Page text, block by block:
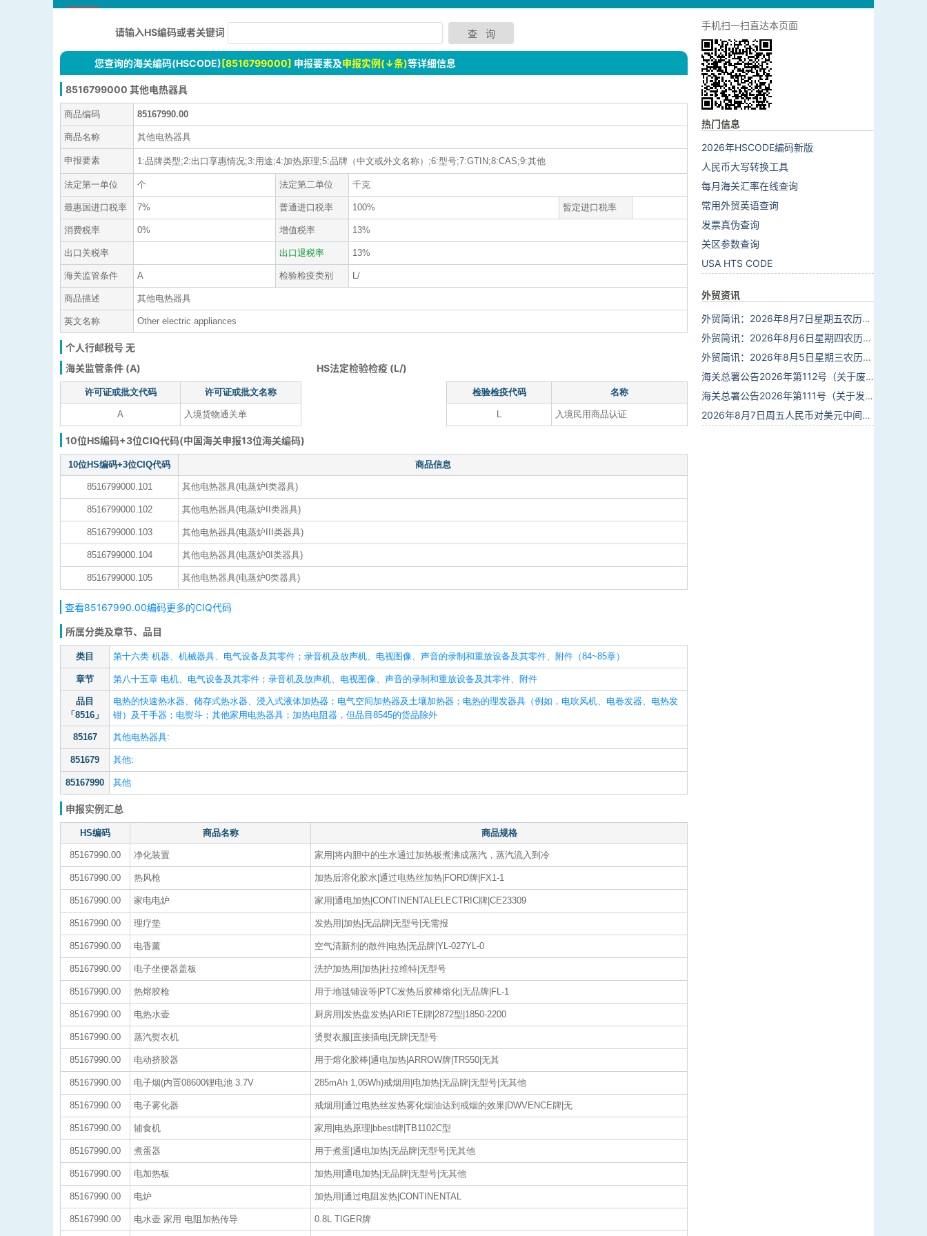
请输入HS编码或者关键词
您查询的海关编码(HSCODE)[8516799000] 申报要素及申报实例(↓条)等详细信息
8516799000 其他电热器具
商品编码 85167990.00
商品名称 其他电热器具
申报要素 1:品牌类型;2:出口享惠情况;3:用途;4:加热原理;5:品牌（中文或外文名称）;6:型号;7:GTIN;8:CAS;9:其他
法定第一单位 个 法定第二单位 千克
最惠国进口税率 7% 普通进口税率 100% 暂定进口税率
消费税率 0% 增值税率 13%
出口关税率 出口退税率 13%
海关监管条件 A 检验检疫类别 L/
商品描述 其他电热器具
英文名称 Other electric appliances
个人行邮税号 无
海关监管条件 (A)
HS法定检验检疫 (L/)
许可证或批文代码 许可证或批文名称
A 入境货物通关单
检验检疫代码 名称
L 入境民用商品认证
10位HS编码+3位CIQ代码(中国海关申报13位海关编码)
10位HS编码+3位CIQ代码 商品信息
8516799000.101 其他电热器具(电蒸炉I类器具)
8516799000.102 其他电热器具(电蒸炉II类器具)
8516799000.103 其他电热器具(电蒸炉III类器具)
8516799000.104 其他电热器具(电蒸炉0I类器具)
8516799000.105 其他电热器具(电蒸炉0类器具)
查看85167990.00编码更多的CIQ代码
所属分类及章节、品目
类目 第十六类 机器、机械器具、电气设备及其零件；录音机及放声机、电视图像、声音的录制和重放设备及其零件、附件（84~85章）
章节 第八十五章 电机、电气设备及其零件；录音机及放声机、电视图像、声音的录制和重放设备及其零件、附件
品目
「8516」
电热的快速热水器、储存式热水器、浸入式液体加热器；电气空间加热器及土壤加热器；电热的理发器具（例如，电吹风机、电卷发器、电热发
钳）及干手器；电熨斗；其他家用电热器具；加热电阻器，但品目8545的货品除外
85167 其他电热器具:
851679 其他:
85167990 其他
申报实例汇总
HS编码 商品名称 商品规格
85167990.00 净化装置 家用|将内胆中的生水通过加热板煮沸成蒸汽，蒸汽流入到冷
85167990.00 热风枪 加热后溶化胶水|通过电热丝加热|FORD牌|FX1-1
85167990.00 家电电炉 家用|通电加热|CONTINENTALELECTRIC牌|CE23309
85167990.00 理疗垫 发热用|加热|无品牌|无型号|无需报
85167990.00 电香薰 空气清新剂的散件|电热|无品牌|YL-027YL-0
85167990.00 电子坐便器盖板 洗护加热用|加热|杜拉维特|无型号
85167990.00 热熔胶枪 用于地毯铺设等|PTC发热后胶棒熔化|无品牌|FL-1
85167990.00 电热水壶 厨房用|发热盘发热|ARIETE牌|2872型|1850-2200
85167990.00 蒸汽熨衣机 烫熨衣服|直接插电|无牌|无型号
85167990.00 电动挤胶器 用于熔化胶棒|通电加热|ARROW牌|TR550|无其
85167990.00 电子烟(内置08600锂电池 3.7V 285mAh 1,05Wh)戒烟用|电加热|无品牌|无型号|无其他
85167990.00 电子雾化器 戒烟用|通过电热丝发热雾化烟油达到戒烟的效果|DWVENCE牌|无
85167990.00 辅食机 家用|电热原理|bbest牌|TB1102C型
85167990.00 煮蛋器 用于煮蛋|通电加热|无品牌|无型号|无其他
85167990.00 电加热板 加热用|通电加热|无品牌|无型号|无其他
85167990.00 电炉 加热用|通过电阻发热|CONTINENTAL
85167990.00 电水壶 家用 电阻加热传导 0.8L TIGER牌
手机扫一扫直达本页面
热门信息
2026年HSCODE编码新版
人民币大写转换工具
每月海关汇率在线查询
常用外贸英语查询
发票真伪查询
关区参数查询
USA HTS CODE
外贸资讯
外贸简讯：2026年8月7日星期五农历六月廿五
外贸简讯：2026年8月6日星期四农历六月廿四
外贸简讯：2026年8月5日星期三农历六月廿三
海关总署公告2026年第112号（关于废止部分卫生检疫类规范性文件的公告）
海关总署公告2026年第111号（关于发布《进出境动植物检疫处理监督管理工作规定》《进出境卫生处理监督管理工作规定》的公告）
2026年8月7日周五人民币对美元中间价报6.7904调贬9个基点